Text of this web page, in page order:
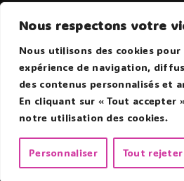
Nous respectons votre
Nous utilisons des cookies
expérience de navigation,
des contenus personnalisés et
En cliquant sur « Tout accepter
notre utilisation des cookies.
Personnaliser Tout rejeter
Sissel
© 2026 Douce Bouillotte - Par